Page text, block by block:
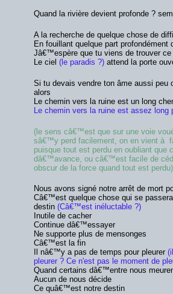
Quand la rivière devient profonde ?
A la recherche de quelque chose de
En fouillant quelque part profondément
Jâ€™espère que tu viens de trouver ce
Le ciel (le paradis ?) attend la porte
Si tu devais vendre ton âme aussi
alors
Le chemin vers la ruine est un long
Le chemin vers la ruine est assez
(le sens câ€™est que sur une voie
sâ€™y perd facilement, on en vient à
puisque tout est perdu en oubliant que
dâ€™avance, ou câ€™est facile de
obscur de la force quand tout est perdu)
Nous avons signé notre arrêt de mort
Câ€™est quelque chose qui se
destin (Câ€™est inéluctable ?)
Inutile de cacher
Continue dâ€™essayer
Ne supporte plus de mensonges
Câ€™est la fin
Il nâ€™y a pas de temps pour pleurer
pleurer ? Ce n'est pas le moment de
Quand certains dâ€™entre nous
Aucun de nous décide
Ce quâ€™est notre destin